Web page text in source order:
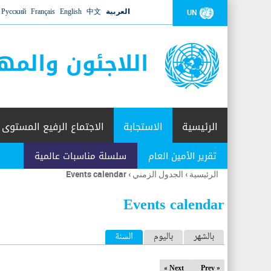
UN العربية 中文
English
Français
Русский
اللاجئون
الرئيسية الاستجابة
تقرير الأمين العام سلسلة مناسبات عالمية
الاجتماع الرفيع المستوى
أنت
هنا
الرئيسية › الجدول الزمني ›
Events calendar
Events calendar
ا
ل
بالشهر باليوم السنة (علامة التبويب النشطة)